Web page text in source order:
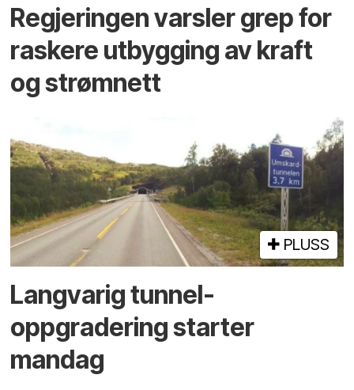
Regjeringen varsler grep for
raskere utbygging av kraft
og strømnett
PLUSS
Langvarig tunnel­
oppgradering starter
mandag